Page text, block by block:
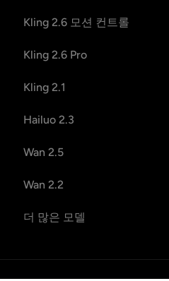
Kling 2.6 모션 컨트롤
Kling 2.6 Pro
Kling 2.1
Hailuo 2.3
Wan 2.5
Wan 2.2
더 많은 모델